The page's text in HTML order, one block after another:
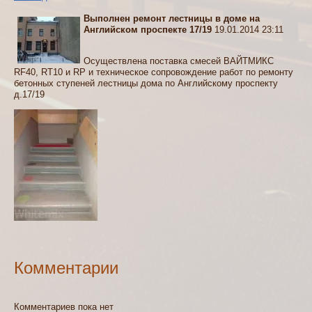
Выполнен ремонт лестницы в доме на
Английском проспекте 17/19 19.01.2014 23:11
Осуществлена поставка смесей ВАЙТМИКС
RF40, RT10 и RP и техническое сопровождение работ по ремонту
бетонных ступеней лестницы дома по Английскому проспекту
д.17/19
Комментарии
Комментариев пока нет